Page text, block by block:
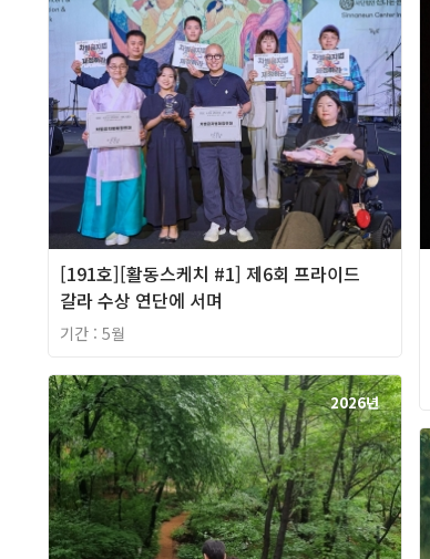
[191호][활동스케치 #1] 제6회 프라이드
갈라 수상 연단에 서며
기간 : 5월
2026년